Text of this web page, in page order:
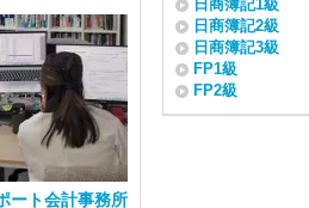
ート会計事務所
日商簿記1級
日商簿記2級
日商簿記3級
FP1級
FP2級